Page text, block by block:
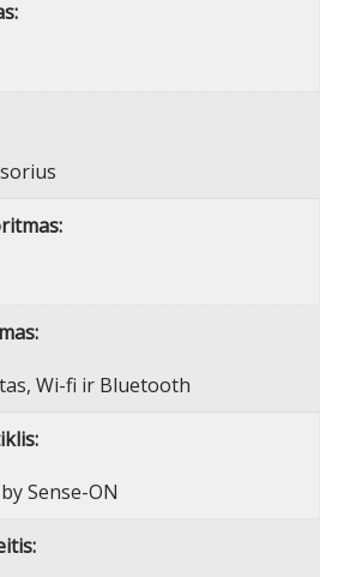
Wi-fi ir Bluetooth
Sense-ON